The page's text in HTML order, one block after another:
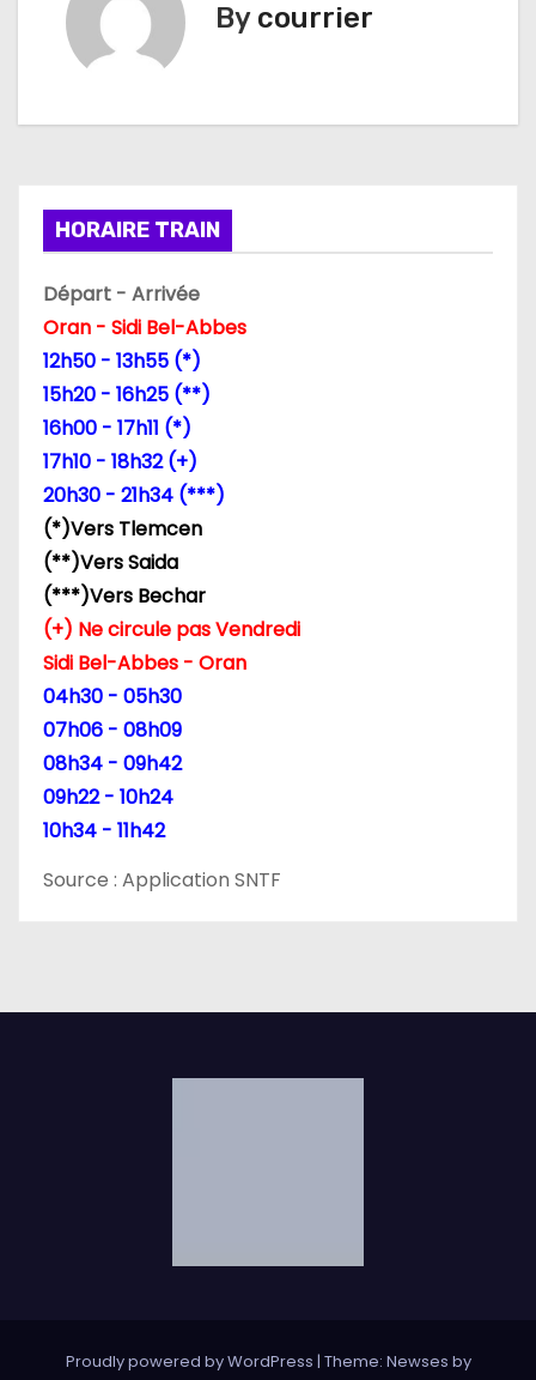
t
o
n
d
e
a
r
t
c
e
By courrier
HORAIRE TRAIN
Départ - Arrivée
Oran - Sidi Bel-Abbes
12h50 - 13h55 (*)
15h20 - 16h25 (**)
16h00 - 17h11 (*)
17h10 - 18h32 (+)
20h30 - 21h34 (***)
(*)Vers Tlemcen
(**)Vers Saida
(***)Vers Bechar
(+) Ne circule pas Vendredi
Sidi Bel-Abbes - Oran
04h30 - 05h30
07h06 - 08h09
08h34 - 09h42
09h22 - 10h24
10h34 - 11h42
Source : Application SNTF
Proudly powered by WordPress | Theme: Newses by